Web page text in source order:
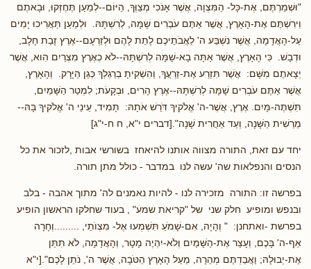
"וּשְׁמַרְתֶּם, אֶת-כָּל- הַמִּצְוָה, אֲשֶׁר אָנֹכִי מְצַוְּךָ, הַיּוֹם--לְמַעַן תֶּחֶזְקוּ, וּבָאתֶם
וִירִשְׁתֶּם אֶת-הָאָרֶץ, אֲשֶׁר אַתֶּם עֹבְרִים שָׁמָּה, לְרִשְׁתָּהּ. וּלְמַעַן תַּאֲרִיכוּ יָמִים
עַל-הָאֲדָמָה, אֲשֶׁר נִשְׁבַּע ה' לַאֲבֹתֵיכֶם לָתֵת לָהֶם וּלְזַרְעָם--אֶרֶץ זָבַת חָלָב,
וּדְבָשׁ. כִּי הָאָרֶץ, אֲשֶׁר אַתָּה בָא-שָׁמָּה לְרִשְׁתָּהּ--לֹא כְאֶרֶץ מִצְרַיִם הִוא, אֲשֶׁר
יְצָאתֶם מִשָּׁם: אֲשֶׁר תִּזְרַע אֶת-זַרְעֲךָ, וְהִשְׁקִיתָ בְרַגְלְךָ כְּגַן הַיָּרָק. וְהָאָרֶץ,
אֲשֶׁר אַתֶּם עֹבְרִים שָׁמָּה לְרִשְׁתָּהּ--אֶרֶץ הָרִים, וּבְקָעֹת; לִמְטַר הַשָּׁמַיִם,
תִּשְׁתֶּה-מָּיִם. אֶרֶץ, אֲשֶׁר-ה' אֱלֹקיךָ דֹּרֵשׁ אֹתָהּ: תָּמִיד, עֵינֵי ה' אֱלֹקיךָ בָּהּ--
מֵרֵשִׁית הַשָּׁנָה, וְעַד אַחֲרִית שָׁנָה".[דברים י"א, ח ח-י"ג]
יחד עם זאת, התורה מצווה אותנו להיאחז בשורשי אבות ,לזכור את כל
הנסים והנפלאות שה' עשה לנו במדבר - כולל מתן תורה.
בפרשה זו: התורה מזכירה לנו - להיות נאמנים לה' מתוך אהבה - בלב
ובנפש ומופיע חלק שני של "קריאת שמע" , בעוד שחלקו הראשון הופיע
בפרשת -ואתחנן: " וְהָיָה, אִם-שָׁמֹעַ תִּשְׁמְעוּ אֶל- מִצְוֺתַי, .........וְחָרָה
אַף-ה' בָּכֶם, וְעָצַר אֶת-הַשָּׁמַיִם וְלֹא-יִהְיֶה מָטָר, וְהָאֲדָמָה, לֹא תִתֵּן
אֶת-יְבוּלָהּ; וַאֲבַדְתֶּם מְהֵרָה, מֵעַל הָאָרֶץ הַטֹּבָה, אֲשֶׁר ה', נֹתֵן לָכֶם".[י"א